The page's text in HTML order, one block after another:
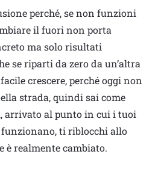
perché, se non funzioni
il fuori non porta
ma solo risultati
se riparti da zero da un’altra
crescere, perché oggi non
strada, quindi sai come
arrivato al punto in cui i tuoi
ti riblocchi allo
è realmente cambiato.